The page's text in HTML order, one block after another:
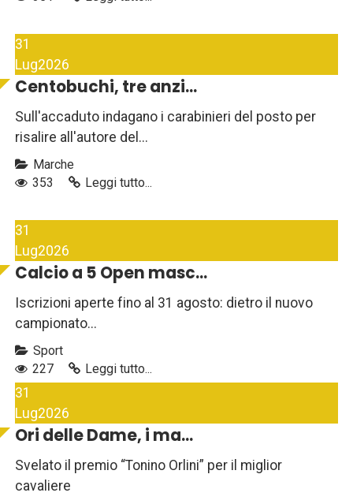
31
Lug2026
Centobuchi, tre anzi...
Sull'accaduto indagano i carabinieri del posto per
risalire all'autore del...
Marche
353
Leggi tutto...
31
Lug2026
Calcio a 5 Open masc...
Iscrizioni aperte fino al 31 agosto: dietro il nuovo
campionato...
Sport
227
Leggi tutto...
31
Lug2026
Ori delle Dame, i ma...
Svelato il premio “Tonino Orlini” per il miglior
cavaliere